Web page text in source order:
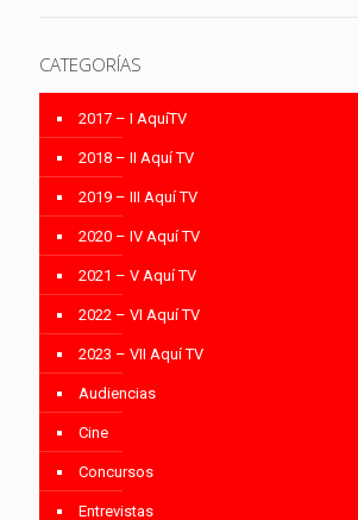
CATEGORÍAS
2017 – I AquíTV
2018 – II Aquí TV
2019 – III Aquí TV
2020 – IV Aquí TV
2021 – V Aquí TV
2022 – VI Aquí TV
2023 – VII Aquí TV
Audiencias
Cine
Concursos
Entrevistas